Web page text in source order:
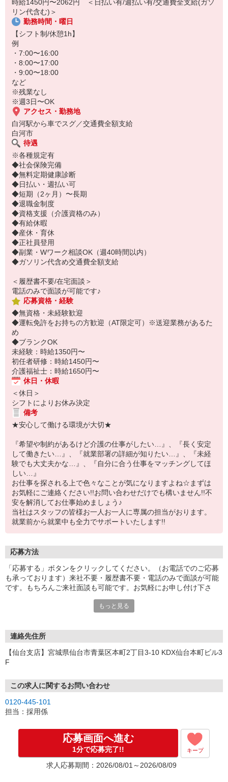
など
働く時間は日勤帯のみ！
プライベートとの両立らくらく◎
16時・17時退社も可能♪
子育て世代活躍中です＊
時給1450円〜2062円 ＜日払い有/週払い有/交通費全支給(ガソ
リン代含む)＞
勤務時間・曜日
【シフト制/休憩1h】
例
・7:00〜16:00
・8:00〜17:00
・9:00〜18:00
など
※残業なし
※週3日〜OK
アクセス・勤務地
白河駅から車でスグ／交通費全額支給
白河市
待遇
※各種規定有
◆社会保険完備
◆無料定期健康診断
◆日払い・週払い可
◆短期（2ヶ月）〜長期
◆退職金制度
◆資格支援（介護資格のみ）
◆有給休暇
◆産休・育休
◆正社員登用
◆副業・Wワーク相談OK（週40時間以内）
◆ガソリン代含め交通費全額支給
＜履歴書不要/在宅面談＞
電話のみで面談が可能です♪
応募資格・経験
◆無資格・未経験歓迎
◆運転免許をお持ちの方歓迎（AT限定可）※送迎業務があるた
め
◆ブランクOK
未経験：時給1350円〜
初任者研修：時給1450円〜
介護福祉士：時給1650円〜
休日・休暇
＜休日＞
シフトによりお休み決定
備考
★安心して働ける環境が大切★
『希望や制約があるけど介護の仕事がしたい…』、『長く安定
して働きたい…』、『就業部署の詳細が知りたい…』、『未経
験でも大丈夫かな…』、『自分に合う仕事をマッチングしてほ
しい…』
お仕事を探される上で色々なことが気になりますよね☆まずは
お気軽にご連絡ください!!お問い合わせだけでも構いません!!不
安を解消してお仕事始めましょう♪
当社はスタッフの皆様お一人お一人に専属の担当がおります。
就業前から就業中も全力でサポートいたします!!
応募方法
「応募する」ボタンをクリックしてください。（お電話でのご応募
も承っております）来社不要・履歴書不要・電話のみで面談が可能
です。もちろんご来社面談も可能です。お気軽にお申し付け下さ
もっと見る
連絡先住所
【仙台支店】宮城県仙台市青葉区本町2丁目3-10 KDX仙台本町ビル3
F
この求人に関するお問い合わせ
0120-445-101
担当：採用係
応募画面へ進む
1分で応募完了!! キープ
求人応募期間：2026/08/01～2026/08/09